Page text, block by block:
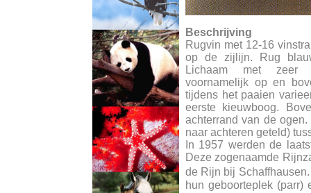
Beschrijving
Rugvin met 12-16
op de zijlijn. Rug
Lichaam met zeer
voornamelijk op en
tijdens het paaien
eerste kieuwboog.
achterrand van de
naar achteren geteld)
In 1957 werden de
Deze zogenaamde
de Rijn bij
hun geboorteplek (parr)